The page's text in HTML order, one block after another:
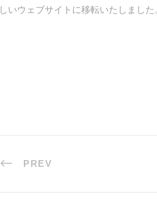
しいウェブサイトに移転いたしまし
PREV